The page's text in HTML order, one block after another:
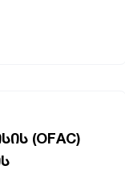
(OFAC)